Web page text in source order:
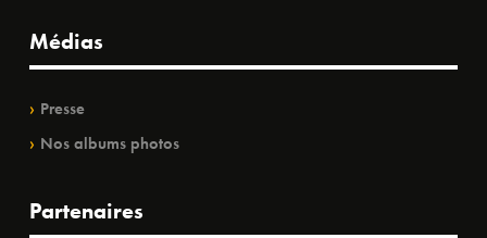
Médias
Presse
Nos albums photos
Partenaires